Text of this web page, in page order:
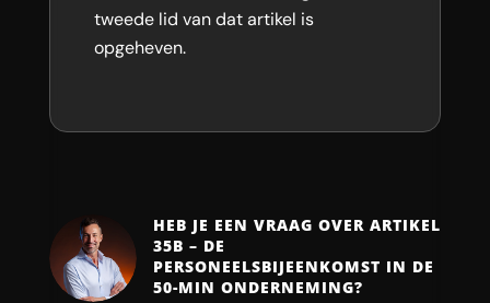
tweede lid van dat artikel is
opgeheven.
HEB JE EEN VRAAG OVER ARTIKEL
35B – DE
PERSONEELSBIJEENKOMST IN DE
50-MIN ONDERNEMING?